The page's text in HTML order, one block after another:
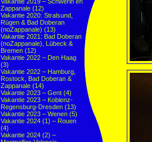
Zappanale (12)
Vakantie 2020: Stralsund,
Rügen & Bad Doberan
(noZappanale) (13)
Vakantie 2021: Bad Doberan
(noZappanale), Lübeck &
Bremen (12)
Vakantie 2022 – Den Haag
(3)
Vakantie 2022 – Hamburg,
Rostock, Bad Doberan &
Zappanale (14)
Vakantie 2023 – Gent (4)
Vakantie 2023 – Koblenz-
Regensburg-Dresden (13)
Vakantie 2023 – Wenen (5)
Vakantie 2024 (1) – Rouen
(4)
Vakantie 2024 (2) –